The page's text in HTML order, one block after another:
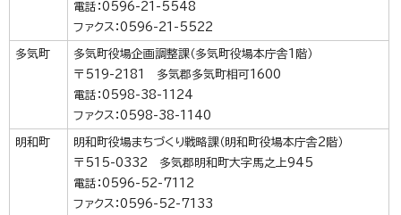
電話：0596-21-5548
ファクス：0596-21-5522
多気町
多気町役場企画調整課（多気町役場本庁舎1階）
〒519-2181 多気郡多気町相可1600
電話：0598-38-1124
ファクス：0598-38-1140
明和町
明和町役場まちづくり戦略課（明和町役場本庁舎2階）
〒515-0332 多気郡明和町大字馬之上945
電話：0596-52-7112
ファクス：0596-52-7133